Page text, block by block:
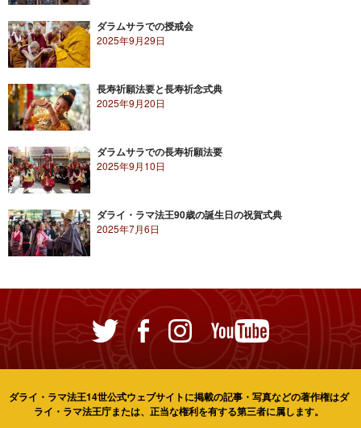
ダラムサラでの授戒会
2025年9月29日
長寿祈願法要と長寿祈念式典
2025年9月20日
ダラムサラでの長寿祈願法要
2025年9月10日
ダライ・ラマ法王90歳の誕生日の祝賀式典
2025年7月6日
ダライ・ラマ法王14世公式ウェブサイトに掲載の記事・写真などの著作権はダ
ライ・ラマ法王庁または、正当な権利を有する第三者に属します。